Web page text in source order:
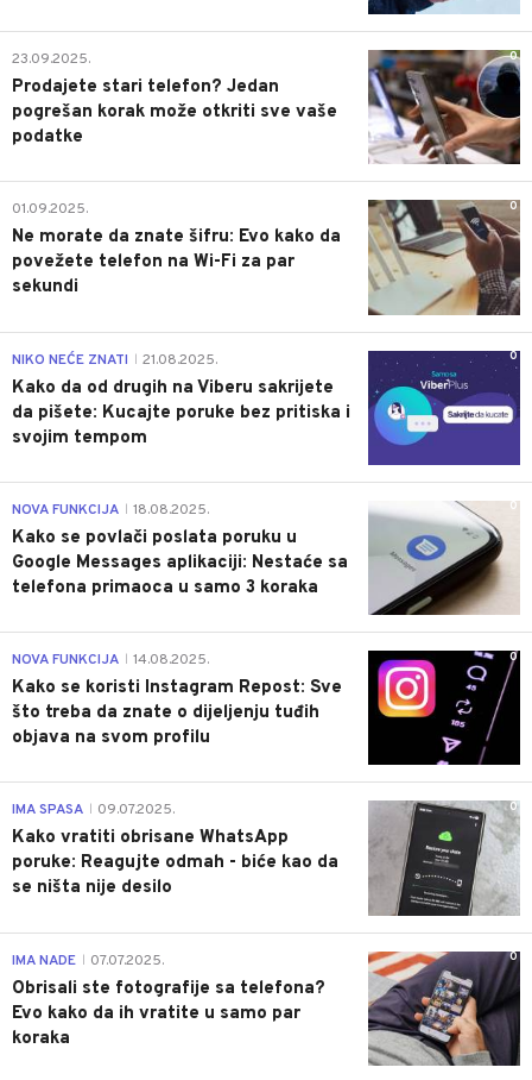
0
23.09.2025.
Prodajete stari telefon? Jedan
pogrešan korak može otkriti sve vaše
podatke
0
01.09.2025.
Ne morate da znate šifru: Evo kako da
povežete telefon na Wi-Fi za par
sekundi
0
NIKO NEĆE ZNATI 21.08.2025.
Kako da od drugih na Viberu sakrijete
da pišete: Kucajte poruke bez pritiska i
svojim tempom
0
NOVA FUNKCIJA 18.08.2025.
Kako se povlači poslata poruku u
Google Messages aplikaciji: Nestaće sa
telefona primaoca u samo 3 koraka
0
NOVA FUNKCIJA 14.08.2025.
Kako se koristi Instagram Repost: Sve
što treba da znate o dijeljenju tuđih
objava na svom profilu
0
IMA SPASA 09.07.2025.
Kako vratiti obrisane WhatsApp
poruke: Reagujte odmah - biće kao da
se ništa nije desilo
0
IMA NADE 07.07.2025.
Obrisali ste fotografije sa telefona?
Evo kako da ih vratite u samo par
koraka